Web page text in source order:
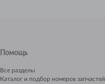
Помощь
Все разделы
Каталог и подбор номеров запчастей